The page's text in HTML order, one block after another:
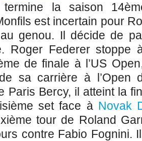
la saison
est incertain pour
au genou. Il décide de
Roger Federer stoppe
de finale à l’US
sa carrière à l’Open
Paris Bercy, il atteint la
set face à Novak
tour de Roland
contre Fabio Fognini.